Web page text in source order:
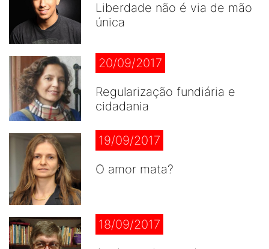
Liberdade não é via de mão
única
20/09/2017
Regularização fundiária e
cidadania
19/09/2017
O amor mata?
18/09/2017